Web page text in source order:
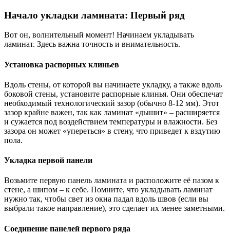
Начало укладки ламината: Первый ряд
Вот он, волнительный момент! Начинаем укладывать
ламинат. Здесь важна точность и внимательность.
Установка распорных клиньев
Вдоль стены, от которой вы начинаете укладку, а также вдоль
боковой стены, установите распорные клинья. Они обеспечат
необходимый технологический зазор (обычно 8-12 мм). Этот
зазор крайне важен, так как ламинат «дышит» – расширяется
и сужается под воздействием температуры и влажности. Без
зазора он может «упереться» в стену, что приведет к вздутию
пола.
Укладка первой панели
Возьмите первую панель ламината и расположите её пазом к
стене, а шипом – к себе. Помните, что укладывать ламинат
нужно так, чтобы свет из окна падал вдоль швов (если вы
выбрали такое направление), это сделает их менее заметными.
Соединение панелей первого ряда